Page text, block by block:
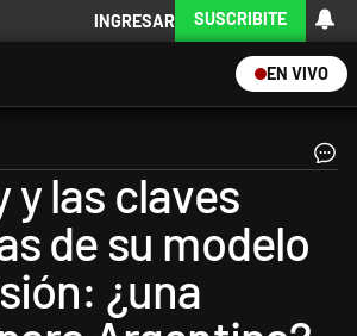
INGRESAR SUSCRIBITE
EN VIVO
y las claves
de su modelo
¿una